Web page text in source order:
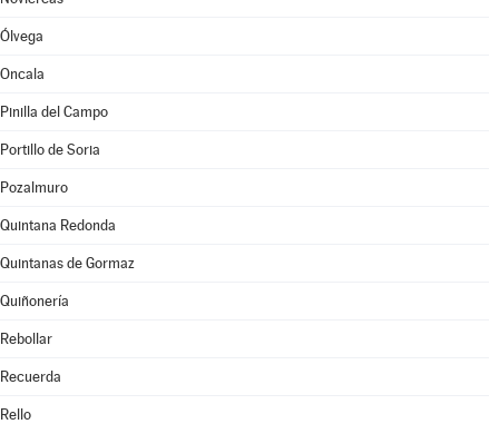
Ólvega
Oncala
Pinilla del Campo
Portillo de Soria
Pozalmuro
Quintana Redonda
Quintanas de Gormaz
Quiñonería
Rebollar
Recuerda
Rello